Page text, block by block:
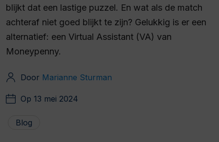
blijkt dat een lastige puzzel. En wat als de match
achteraf niet goed blijkt te zijn? Gelukkig is er een
alternatief: een Virtual Assistant (VA) van
Moneypenny.
Door Marianne Sturman
Op 13 mei 2024
Blog